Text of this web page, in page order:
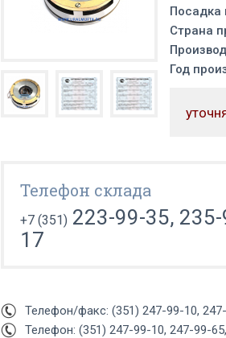
Посадка
Страна
Год
Телефон склада
+7 (351) 223-99-35,
17
Телефон/факс: (351) 247-99-10,
Телефон: (351) 247-99-10, 247-99-